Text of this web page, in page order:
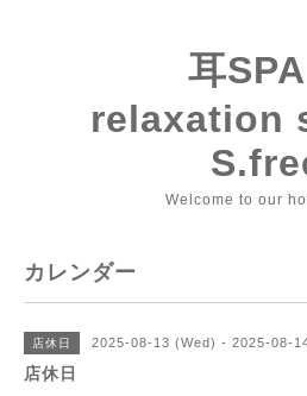
耳
relaxation
Welcome to our
カレンダー
店休日 2025-08-13 (Wed) - 2025-08-
店休日